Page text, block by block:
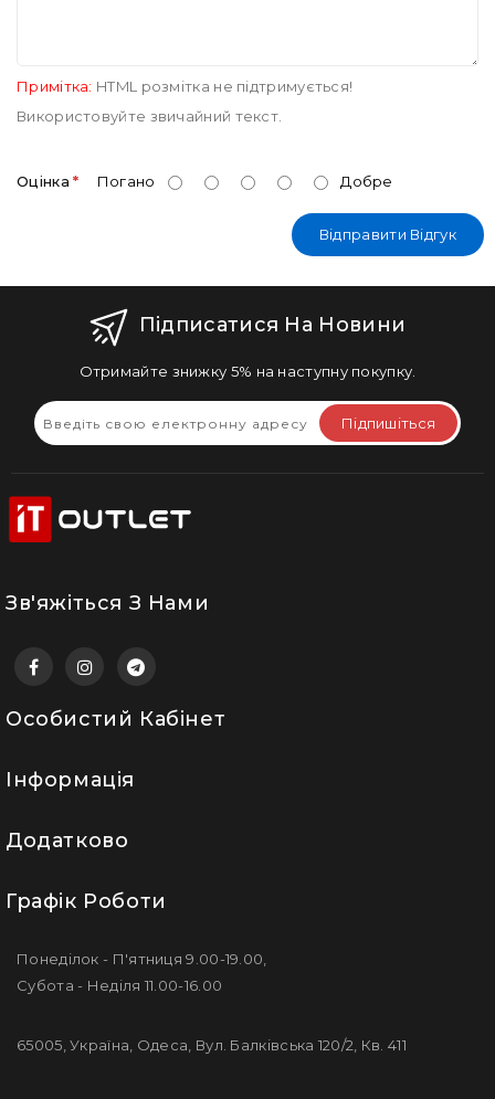
Примітка: HTML розмітка не підтримується!
Використовуйте звичайний текст.
Оцінка Погано Добре
Відправити Відгук
Підписатися На Новини
Отримайте знижку 5% на наступну покупку.
Підпишіться
Зв'яжіться З Нами
Особистий Кабінет
Інформація
Додатково
Графік Роботи
Понеділок - П'ятниця 9.00-19.00,
Субота - Неділя 11.00-16.00
65005, Україна, Одеса, Вул. Балківська 120/2, Кв. 411